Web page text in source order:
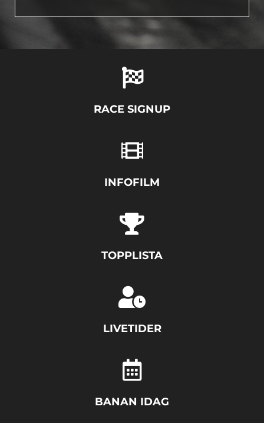
RACE SIGNUP
INFOFILM
TOPPLISTA
LIVETIDER
BANAN IDAG